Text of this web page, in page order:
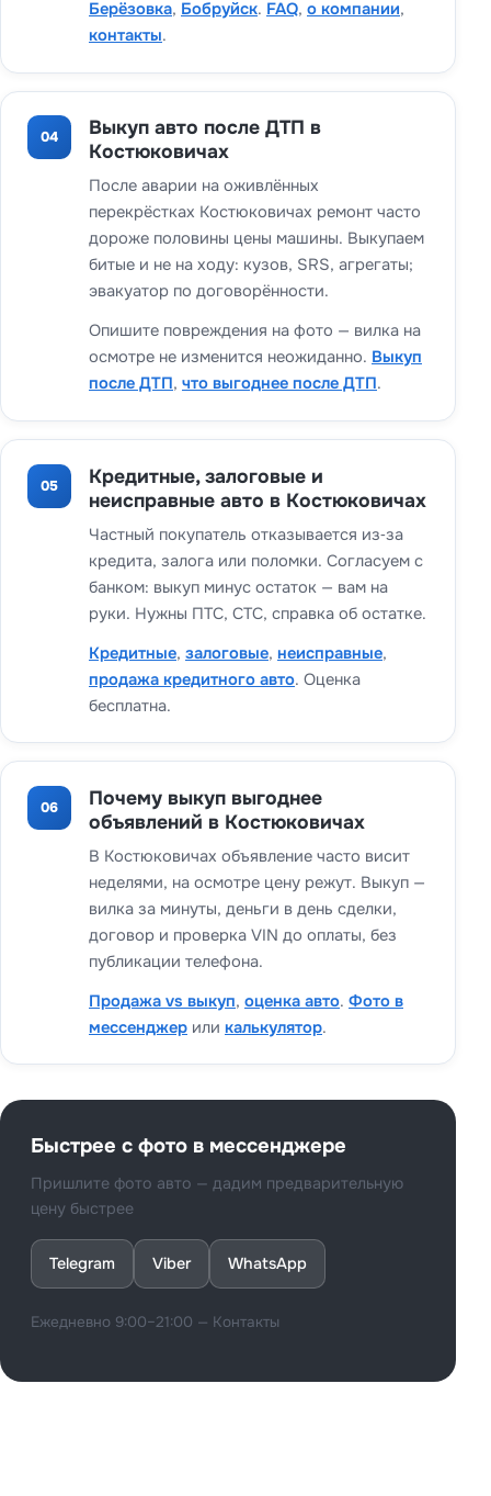
Берёзовка, Бобруйск. FAQ, о компании,
контакты.
04
Выкуп авто после ДТП в
Костюковичах
После аварии на оживлённых
перекрёстках Костюковичах ремонт часто
дороже половины цены машины. Выкупаем
битые и не на ходу: кузов, SRS, агрегаты;
эвакуатор по договорённости.
Опишите повреждения на фото — вилка на
осмотре не изменится неожиданно. Выкуп
после ДТП, что выгоднее после ДТП.
05
Кредитные, залоговые и
неисправные авто в Костюковичах
Частный покупатель отказывается из‑за
кредита, залога или поломки. Согласуем с
банком: выкуп минус остаток — вам на
руки. Нужны ПТС, СТС, справка об остатке.
Кредитные, залоговые, неисправные,
продажа кредитного авто. Оценка
бесплатна.
06
Почему выкуп выгоднее
объявлений в Костюковичах
В Костюковичах объявление часто висит
неделями, на осмотре цену режут. Выкуп —
вилка за минуты, деньги в день сделки,
договор и проверка VIN до оплаты, без
публикации телефона.
Продажа vs выкуп, оценка авто. Фото в
мессенджер или калькулятор.
Быстрее с фото в мессенджере
Пришлите фото авто — дадим предварительную
цену быстрее
Telegram Viber WhatsApp
Ежедневно 9:00–21:00 — Контакты